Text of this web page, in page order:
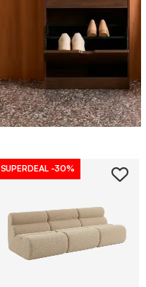
SUPERDEAL -30%